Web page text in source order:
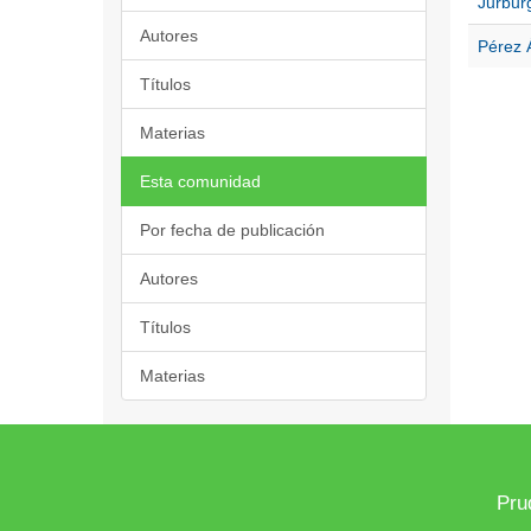
Autores
Títulos
Materias
Esta comunidad
Por fecha de publicación
Autores
Títulos
Materias
Pérez